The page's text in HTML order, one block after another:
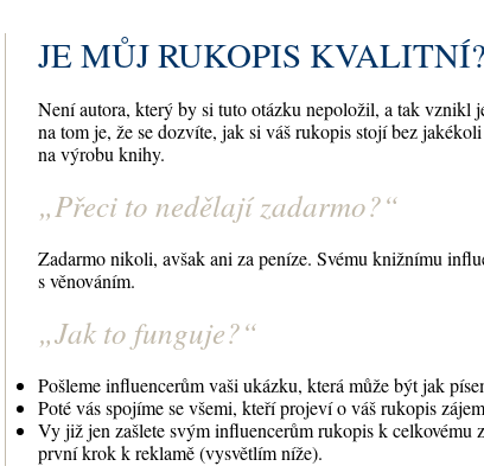
JE MŮJ RUKOPIS KVALITNÍ?
Není autora, který by si tuto otázku nepoložil, a tak
na tom je, že se dozvíte, jak si váš rukopis stojí bez
na výrobu knihy.
„Přeci to nedělají zadarmo?“
Zadarmo nikoli, avšak ani za peníze. Svému knižnímu
s věnováním.
„Jak to funguje?“
Pošleme influencerům vaši ukázku, která může být jak
Poté vás spojíme se všemi, kteří projeví o váš rukopis
Vy již jen zašlete svým influencerům rukopis k celkovému
první krok k reklamě (vysvětlím níže).